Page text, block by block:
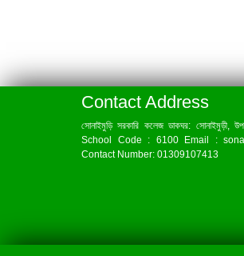
Contact Address
সোনাইমুড়ি সরকারি কলেজ ডাকঘর: সোনাইমুড়ী,
School Code : 6100 Email :
Contact Number: 01309107413